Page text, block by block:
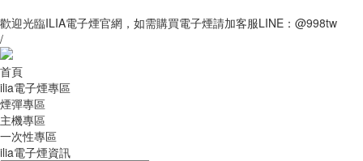
歡迎光臨ILIA電子煙官網，如需購買電子煙請加客服LINE：@998tw
/
首頁
ilia電子煙專區
煙彈專區
主機專區
一次性專區
ilia電子煙資訊